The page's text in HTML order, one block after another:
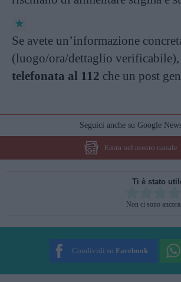
Se avete un’informazione
(luogo/ora/dettaglio verificabile),
telefonata al 112 che un post
Seguici anche su Google
Entra nel nostro canale
Ti è stato
Non ci sono
Condividi su Facebook